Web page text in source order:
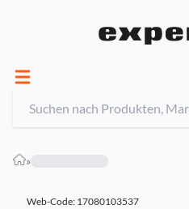
»
Web-Code: 17080103537